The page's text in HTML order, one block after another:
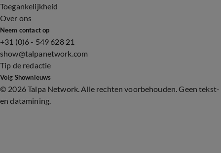
Toegankelijkheid
Over ons
Neem contact op
+31 (0)6 - 549 628 21
show@talpanetwork.com
Tip de redactie
Volg Shownieuws
© 2026 Talpa Network. Alle rechten voorbehouden. Geen tekst-
en datamining.